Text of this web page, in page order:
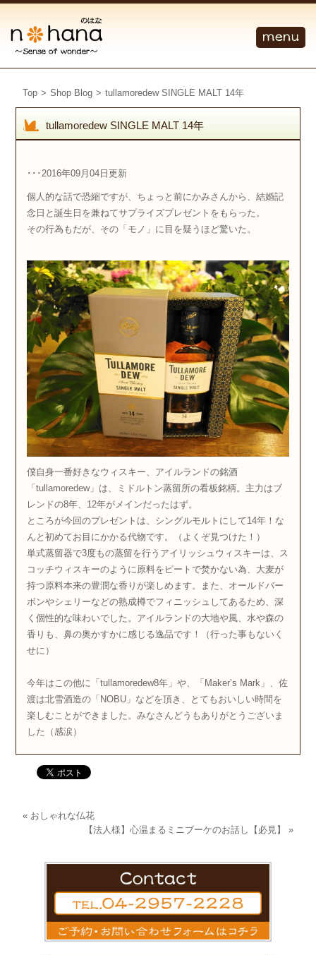
Top > Shop Blog > tullamoredew SINGLE MALT 14年
tullamoredew SINGLE MALT 14年
･･･2016年09月04日更新
個人的な話で恐縮ですが、ちょっと前にかみさんから、結婚記
念日と誕生日を兼ねてサプライズプレゼントをもらった。
その行為もだが、その「モノ」に目を疑うほど驚いた。
僕自身一番好きなウィスキー、アイルランドの銘酒
「tullamoredew」は、ミドルトン蒸留所の看板銘柄。主力はブ
レンドの8年、12年がメインだったはず。
ところが今回のプレゼントは、シングルモルトにして14年！な
んと初めてお目にかかる代物です。（よくぞ見つけた！）
単式蒸留器で3度もの蒸留を行うアイリッシュウィスキーは、ス
コッチウィスキーのように原料をピートで焚かない為、大麦が
持つ原料本来の豊潤な香りが楽しめます。また、オールドバー
ボンやシェリーなどの熟成樽でフィニッシュしてあるため、深
く個性的な味わいでした。アイルランドの大地や風、水や森の
香りも、鼻の奥かすかに感じる逸品です！（行った事もないく
せに）
今年はこの他に「tullamoredew8年」や、「Maker’s Mark」、佐
渡は北雪酒造の「NOBU」などを頂き、とてもおいしい時間を
楽しむことができました。みなさんどうもありがとうございま
した（感涙）
« おしゃれな仏花
【法人様】心温まるミニブーケのお話し【必見】
»